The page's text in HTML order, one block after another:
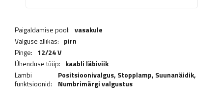
Paigaldamise pool: vasakule
Valguse allikas: pirn
Pinge: 12/24 V
Ühenduse tüüp: kaabli läbiviik
Lambi
funktsioonid:
Positsioonivalgus, Stopplamp, Suunanäidik,
Numbrimärgi valgustus